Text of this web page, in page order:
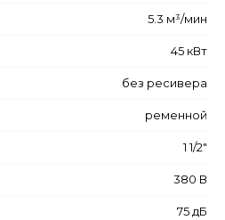
5.3 м³/мин
45 кВт
без ресивера
ременной
1 1/2"
380 В
75 дБ